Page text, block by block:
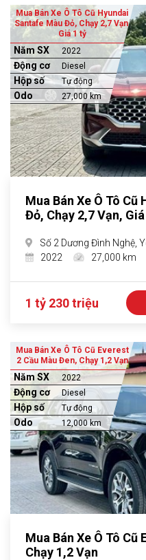
Mua Bán Xe Ô Tô Cũ Hyundai
Santafe Màu Đỏ, Chạy 2,7 Vạn,
Giá 1 tỷ
Năm SX 2022
Động cơ Diesel
Hộp số Tự động
Odo 27,000 km
Mua Bán Xe Ô Tô
Đỏ, Chạy 2,7 Vạn,
Số 2 Dương Đình Nghệ,
2022
27,000 km
1 tỷ 230 triệu
Mua Bán Xe Ô Tô Cũ Everest
2 Cầu Màu Đen, Chạy 1,2 Vạn
Năm SX 2022
Động cơ Diesel
Hộp số Tự động
Odo 12,000 km
Mua Bán Xe Ô Tô Cũ
Chạy 1,2 Vạn